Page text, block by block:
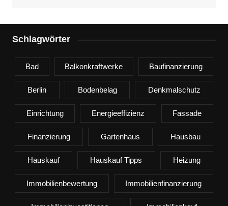
Schlagwörter
Bad Balkonkraftwerke Baufinanzierung
Berlin Bodenbelag Denkmalschutz
Einrichtung Energieeffizienz Fassade
Finanzierung Gartenhaus Hausbau
Hauskauf Hauskauf Tipps Heizung
Immobilienbewertung Immobilienfinanzierung